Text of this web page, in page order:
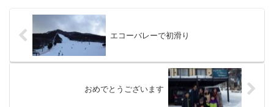
エコーバレーで初滑り
おめでとうございます